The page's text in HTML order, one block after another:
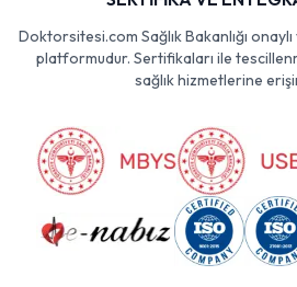
Doktorsitesi.com Sağlık Bakanlığı
platformudur. Sertifikaları ile
sağlık hizmetlerine